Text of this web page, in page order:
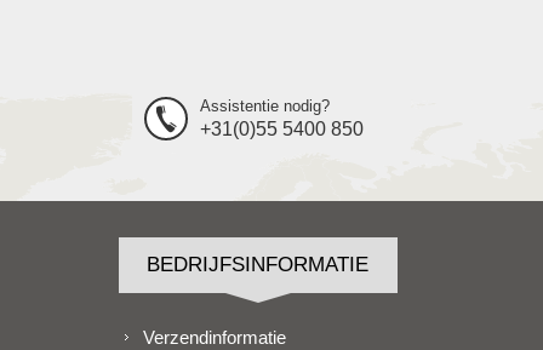
Assistentie nodig?
+31(0)55 5400 850
BEDRIJFSINFORMATIE
Verzendinformatie